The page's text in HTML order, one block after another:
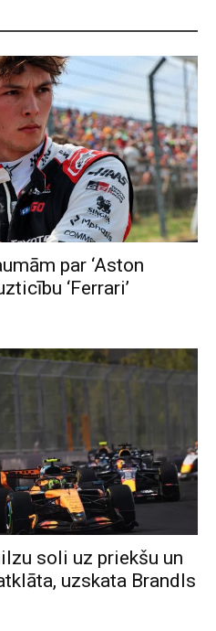
par ‘Aston
‘Ferrari’
soli uz priekšu un
uzskata Brandls